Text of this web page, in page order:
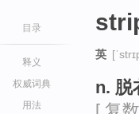
目录
释义
权威词典
用法
英
n. 脱